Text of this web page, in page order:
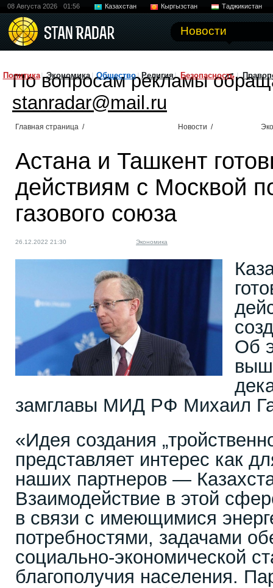
08 Августа 2026 01:56 Казахстан Кыргызстан Таджикистан
Новости
Политика Экономика Общество Религия Безопасность
По вопросам рекламы
stanradar@mail.ru
Главная страница / Новости /
Астана и Ташкент
действиям с Москвой
газового союза
26.12.2022 21:30 Экономика
Об
замглавы МИД РФ Михаил
«Идея создания
представляет интерес как
наших партнеров —
Взаимодействие в этой
в связи с имеющимися
потребностями, задачами
социально-экономической
благополучия населения.